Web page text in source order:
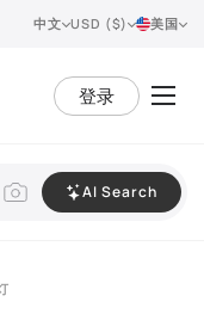
中文 USD ($) 美国
登录
AI Search